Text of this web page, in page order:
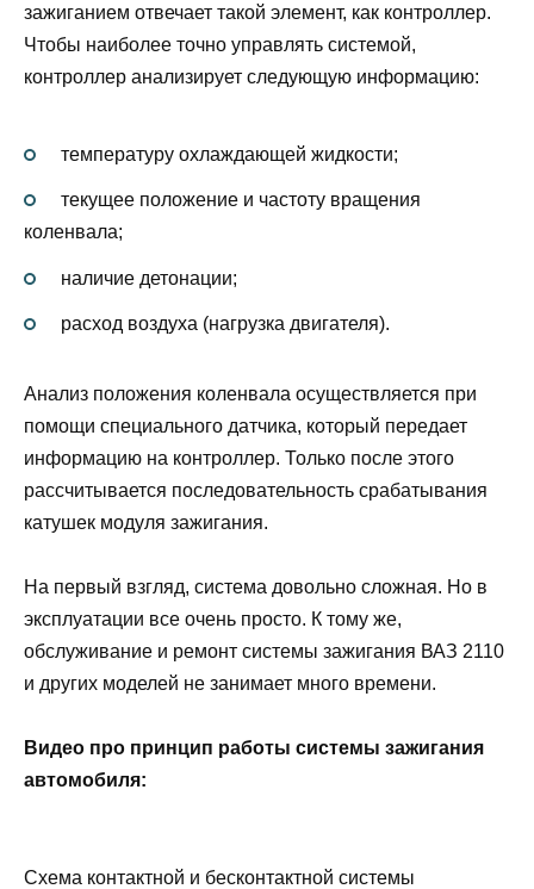
зажиганием отвечает такой элемент, как контроллер.
Чтобы наиболее точно управлять системой,
контроллер анализирует следующую информацию:
температуру охлаждающей жидкости;
текущее положение и частоту вращения
коленвала;
наличие детонации;
расход воздуха (нагрузка двигателя).
Анализ положения коленвала осуществляется при
помощи специального датчика, который передает
информацию на контроллер. Только после этого
рассчитывается последовательность срабатывания
катушек модуля зажигания.
На первый взгляд, система довольно сложная. Но в
эксплуатации все очень просто. К тому же,
обслуживание и ремонт системы зажигания ВАЗ 2110
и других моделей не занимает много времени.
Видео про принцип работы системы зажигания
автомобиля:
Схема контактной и бесконтактной системы